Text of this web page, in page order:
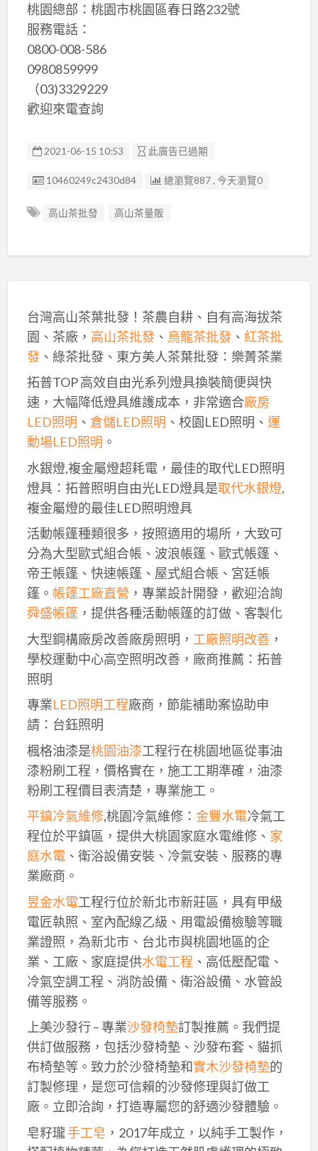
桃園總部：桃園市桃園區春日路232號
服務電話：
0800-008-586
0980859999
（03)3329229
歡迎來電查詢
2021-06-15 10:53 此廣告已過期
廣告编號
10460249c2430d84 總瀏覽887 , 今天瀏覽0
高山茶批發 高山茶量販
台灣高山茶葉批發！茶農自耕、自有高海拔茶
園、茶廠， 高山茶批發、 烏龍茶批發、 紅茶批
發、綠茶批發、東方美人茶葉批發：樂菁茶業
拓普TOP 高效自由光系列燈具換裝簡便與快
速，大幅降低燈具維護成本，非常適合廠房
LED照明 、 倉儲LED照明 、校園LED照明、 運
動場LED照明 。
水銀燈,複金屬燈超耗電，最佳的取代LED照明
燈具：拓普照明自由光LED燈具是取代水銀燈,
複金屬燈的最佳LED照明燈具
活動帳篷種類很多，按照適用的場所，大致可
分為大型歐式組合帳、波浪帳篷、歐式帳篷、
帝王帳篷、快速帳篷、屋式組合帳、宮廷帳
篷。 帳篷工廠直營 ，專業設計開發，歡迎洽詢
舜盛帳篷，提供各種活動帳篷的訂做、客製化
大型鋼構廠房改善廠房照明， 工廠照明改善，
學校運動中心高空照明改善，廠商推薦：拓普
照明
專業LED照明工程廠商，節能補助案協助申
請：台鈺照明
楓格油漆是桃園油漆工程行在桃園地區從事油
漆粉刷工程，價格實在，施工工期準確，油漆
粉刷工程價目表清楚，專業施工。
平鎮冷氣維修,桃園冷氣維修： 金豐水電冷氣工
程位於平鎮區，提供大桃園家庭水電維修、 家
庭水電、衛浴設備安裝、冷氣安裝、服務的專
業廠商。
昱金水電工程行位於新北市新莊區，具有甲級
電匠執照、室內配線乙級、用電設備檢驗等職
業證照，為新北市、台北市與桃園地區的企
業、工廠、家庭提供水電工程 、高低壓配電、
冷氣空調工程、消防設備、衛浴設備、水管設
備等服務。
上美沙發行 – 專業沙發椅墊訂製推薦。我們提
供訂做服務，包括沙發椅墊、沙發布套、貓抓
布椅墊等。致力於沙發椅墊和實木沙發椅墊的
訂製修理，是您可信賴的沙發修理與訂做工
廠。立即洽詢，打造專屬您的舒適沙發體驗。
皂籽瓏手工皂 ，2017年成立，以純手工製作，